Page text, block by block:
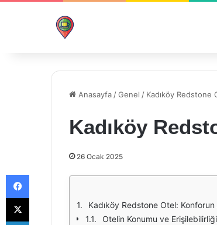
Anasayfa /Genel / Kadıköy
Kadıköy
26 Ocak 2025
Kadıköy Redstone Otel:
Otelin Konumu ve Erişilebilirliği
Facebook
X
LinkedIn